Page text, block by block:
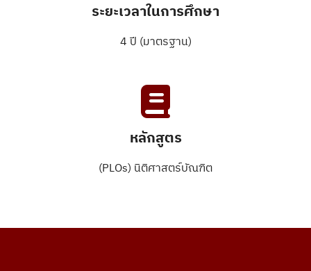
ระยะเวลาในการศึกษา
4 ปี (มาตรฐาน)
หลักสูตร
(PLOs) นิติศาสตร์บัณฑิต